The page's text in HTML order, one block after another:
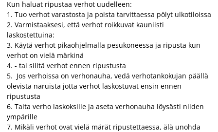
Kun haluat ripustaa verhot uudelleen:
1. Tuo verhot varastosta ja poista tarvittaessa pölyt ulkotiloissa
2. Varmistaaksesi, että verhot roikkuvat kauniisti
laskostettuina:
3. Käytä verhot pikaohjelmalla pesukoneessa ja ripusta kun
verhot on vielä märkinä
4. - tai silitä verhot ennen ripustusta
5. Jos verhoissa on verhonauha, vedä verhotankokujan päällä
olevista naruista jotta verhot laskostuvat ensin ennen
ripustusta
6. Taita verho laskoksille ja aseta verhonauha löysästi niiden
ympärille
7. Mikäli verhot ovat vielä märät ripustettaessa, älä unohda